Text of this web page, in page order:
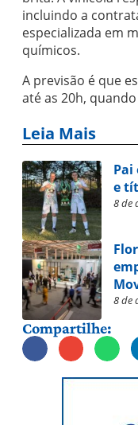
incluindo a
especializada em
químicos.
A previsão é que
até as 20h,
Leia Mais
e
8 de
8 de
Compartilhe: